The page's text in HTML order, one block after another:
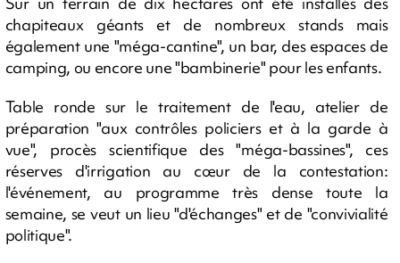
chapiteaux géants et de nombreux stands mais
également une "méga-cantine", un bar, des espaces de
camping, ou encore une "bambinerie" pour les enfants.
Table ronde sur le traitement de l'eau, atelier de
préparation "aux contrôles policiers et à la garde à
vue", procès scientifique des "méga-bassines", ces
réserves d'irrigation au cœur de la contestation:
l'événement, au programme très dense toute la
semaine, se veut un lieu "d'échanges" et de "convivialité
politique".